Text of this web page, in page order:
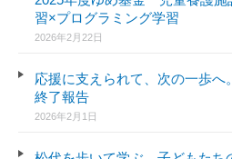
習×プログラミング学習
2026年2月22日
応援に支えられて、次の一歩へ
終了報告
2026年2月1日